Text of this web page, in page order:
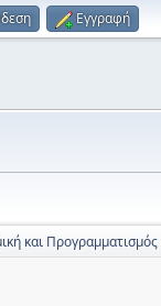
Εγγραφή
και Προγραμματισμός